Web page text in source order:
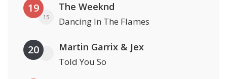
19
15
The Weeknd
Dancing In The Flames
20 Martin Garrix & Jex
Told You So